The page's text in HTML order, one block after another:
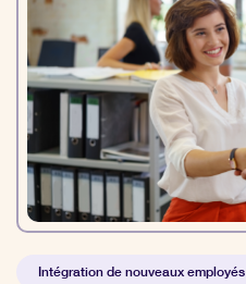
Intégration de nouveaux employés